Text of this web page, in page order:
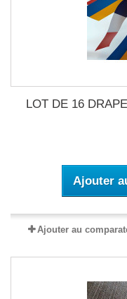
LOT DE 16
Ajouter
Ajouter au